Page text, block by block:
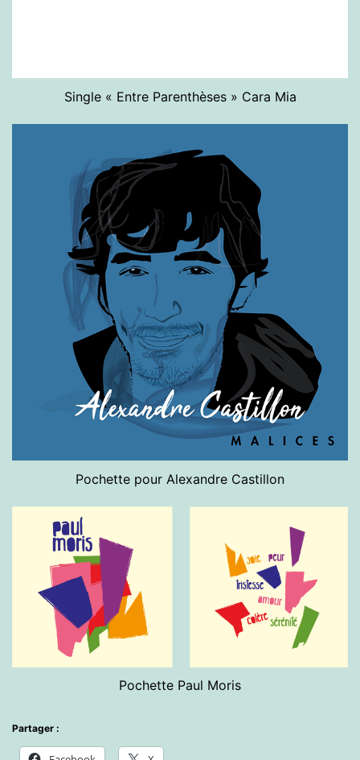
Single « Entre Parenthèses » Cara Mia
Pochette pour Alexandre Castillon
Pochette Paul Moris
Partager :